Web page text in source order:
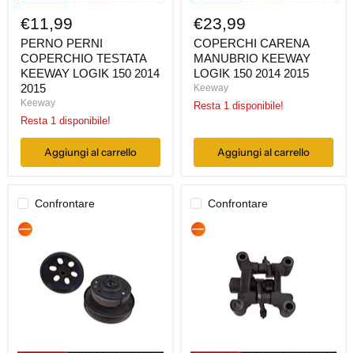
€11,99
PERNO PERNI
COPERCHIO TESTATA
KEEWAY LOGIK 150 2014
2015
Keeway
Resta 1 disponibile!
Aggiungi al carrello
€23,99
COPERCHI CARENA
MANUBRIO KEEWAY
LOGIK 150 2014 2015
Keeway
Resta 1 disponibile!
Aggiungi al carrello
Confrontare
FRIZIONE
COMPLETA
KEEWAY
LOGIK
Confrontare
ASSE
A